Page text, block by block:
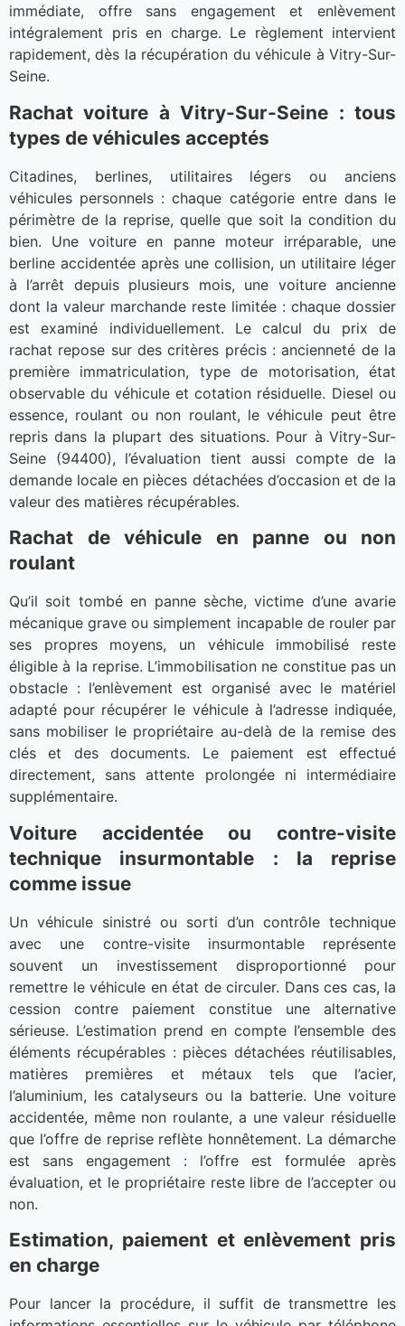
immédiate, offre sans engagement et enlèvement
intégralement pris en charge. Le règlement intervient
rapidement, dès la récupération du véhicule à Vitry-Sur-
Seine.
Rachat voiture à Vitry-Sur-Seine : tous
types de véhicules acceptés
Citadines, berlines, utilitaires légers ou anciens
véhicules personnels : chaque catégorie entre dans le
périmètre de la reprise, quelle que soit la condition du
bien. Une voiture en panne moteur irréparable, une
berline accidentée après une collision, un utilitaire léger
à l’arrêt depuis plusieurs mois, une voiture ancienne
dont la valeur marchande reste limitée : chaque dossier
est examiné individuellement. Le calcul du prix de
rachat repose sur des critères précis : ancienneté de la
première immatriculation, type de motorisation, état
observable du véhicule et cotation résiduelle. Diesel ou
essence, roulant ou non roulant, le véhicule peut être
repris dans la plupart des situations. Pour à Vitry-Sur-
Seine (94400), l’évaluation tient aussi compte de la
demande locale en pièces détachées d’occasion et de la
valeur des matières récupérables.
Rachat de véhicule en panne ou non
roulant
Qu’il soit tombé en panne sèche, victime d’une avarie
mécanique grave ou simplement incapable de rouler par
ses propres moyens, un véhicule immobilisé reste
éligible à la reprise. L’immobilisation ne constitue pas un
obstacle : l’enlèvement est organisé avec le matériel
adapté pour récupérer le véhicule à l’adresse indiquée,
sans mobiliser le propriétaire au-delà de la remise des
clés et des documents. Le paiement est effectué
directement, sans attente prolongée ni intermédiaire
supplémentaire.
Voiture accidentée ou contre-visite
technique insurmontable : la reprise
comme issue
Un véhicule sinistré ou sorti d’un contrôle technique
avec une contre-visite insurmontable représente
souvent un investissement disproportionné pour
remettre le véhicule en état de circuler. Dans ces cas, la
cession contre paiement constitue une alternative
sérieuse. L’estimation prend en compte l’ensemble des
éléments récupérables : pièces détachées réutilisables,
matières premières et métaux tels que l’acier,
l’aluminium, les catalyseurs ou la batterie. Une voiture
accidentée, même non roulante, a une valeur résiduelle
que l’offre de reprise reflète honnêtement. La démarche
est sans engagement : l’offre est formulée après
évaluation, et le propriétaire reste libre de l’accepter ou
non.
Estimation, paiement et enlèvement pris
en charge
Pour lancer la procédure, il suffit de transmettre les